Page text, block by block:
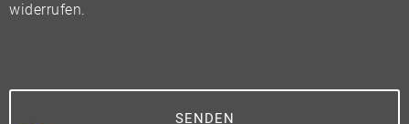
widerrufen.
SENDEN